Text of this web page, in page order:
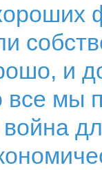
и
все мы